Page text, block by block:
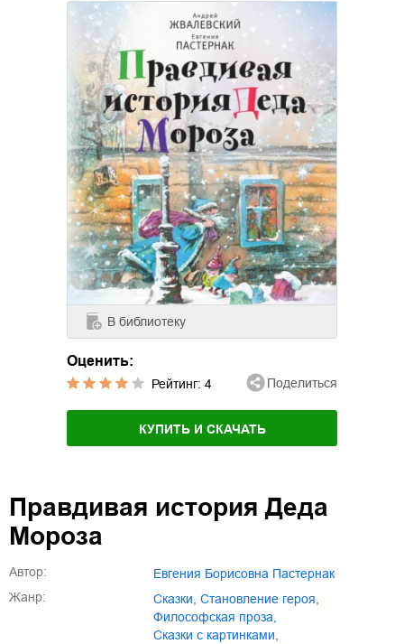
В библиотеку
Оценить:
Рейтинг: 4 Поделиться
КУПИТЬ И СКАЧАТЬ
Правдивая история Деда
Мороза
Автор:
Евгения Борисовна Пастернак
Жанр:
сказки становление героя
философская проза
сказки с картинками